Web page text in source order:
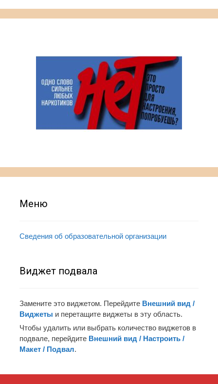
Меню
Сведения об образовательной организации
Виджет подвала
Замените это виджетом. Перейдите Внешний вид /
Виджеты и перетащите виджеты в эту область.
Чтобы удалить или выбрать количество виджетов в
подвале, перейдите Внешний вид / Настроить /
Макет / Подвал.